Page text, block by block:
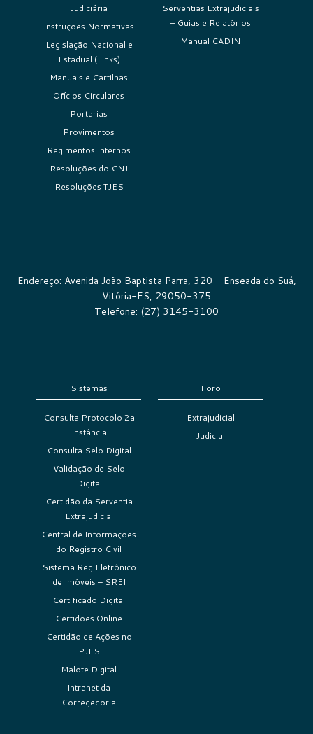
Judiciária
Instruções Normativas
Legislação Nacional e
Estadual (Links)
Manuais e Cartilhas
Ofícios Circulares
Portarias
Provimentos
Regimentos Internos
Resoluções do CNJ
Resoluções TJES
Serventias Extrajudiciais
– Guias e Relatórios
Manual CADIN
Endereço: Avenida João Baptista Parra, 320 - Enseada do Suá,
Vitória-ES, 29050-375
Telefone: (27) 3145-3100
Sistemas
Consulta Protocolo 2a
Instância
Consulta Selo Digital
Validação de Selo
Digital
Certidão da Serventia
Extrajudicial
Central de Informações
do Registro Civil
Sistema Reg Eletrônico
de Imóveis – SREI
Certificado Digital
Certidões Online
Certidão de Ações no
PJES
Malote Digital
Intranet da
Corregedoria
Foro
Extrajudicial
Judicial